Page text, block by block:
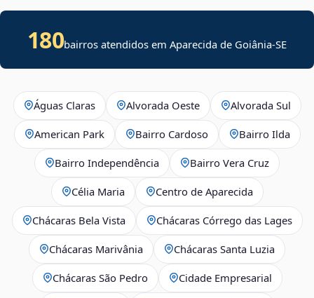
180bairros atendidos emAparecida de Goiânia-SE
Águas Claras Alvorada Oeste Alvorada Sul
American Park Bairro Cardoso Bairro Ilda
Bairro Independência Bairro Vera Cruz
Célia Maria Centro de Aparecida
Chácaras Bela Vista Chácaras Córrego das Lages
Chácaras Marivânia Chácaras Santa Luzia
Chácaras São Pedro Cidade Empresarial